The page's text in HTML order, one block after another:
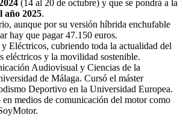
(14 al 20 de octubre) y que se pondrá a la
año 2025.
aunque por su versión híbrida enchufable
hay que pagar 47.150 euros.
Eléctricos, cubriendo toda la actualidad del
eléctricos y la movilidad sostenible.
Audiovisual y Ciencias de la
de Málaga. Cursó el máster
Deportivo en la Universidad Europea.
en medios de comunicación del motor como